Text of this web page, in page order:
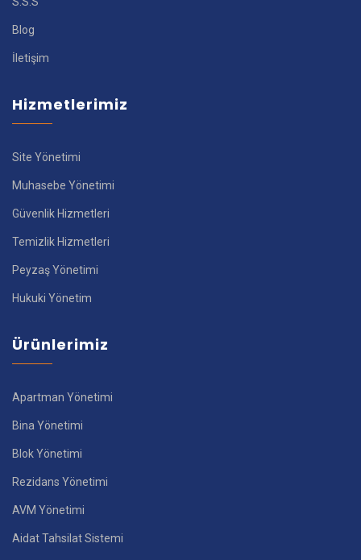
Blog
İletişim
Hizmetlerimiz
Site Yönetimi
Muhasebe Yönetimi
Güvenlik Hizmetleri
Temizlik Hizmetleri
Peyzaş Yönetimi
Hukuki Yönetim
Ürünlerimiz
Apartman Yönetimi
Bina Yönetimi
Blok Yönetimi
Rezidans Yönetimi
AVM Yönetimi
Aidat Tahsilat Sistemi